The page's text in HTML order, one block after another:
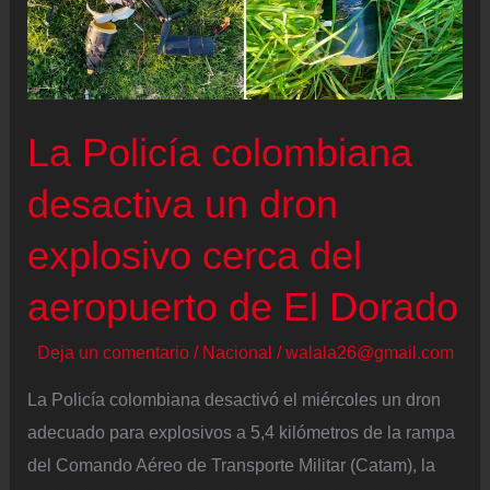
La Policía colombiana
desactiva un dron
explosivo cerca del
aeropuerto de El Dorado
Deja un comentario / Nacional /walala26@gmail.com
La Policía colombiana desactivó el miércoles un dron
adecuado para explosivos a 5,4 kilómetros de la rampa
del Comando Aéreo de Transporte Militar (Catam), la